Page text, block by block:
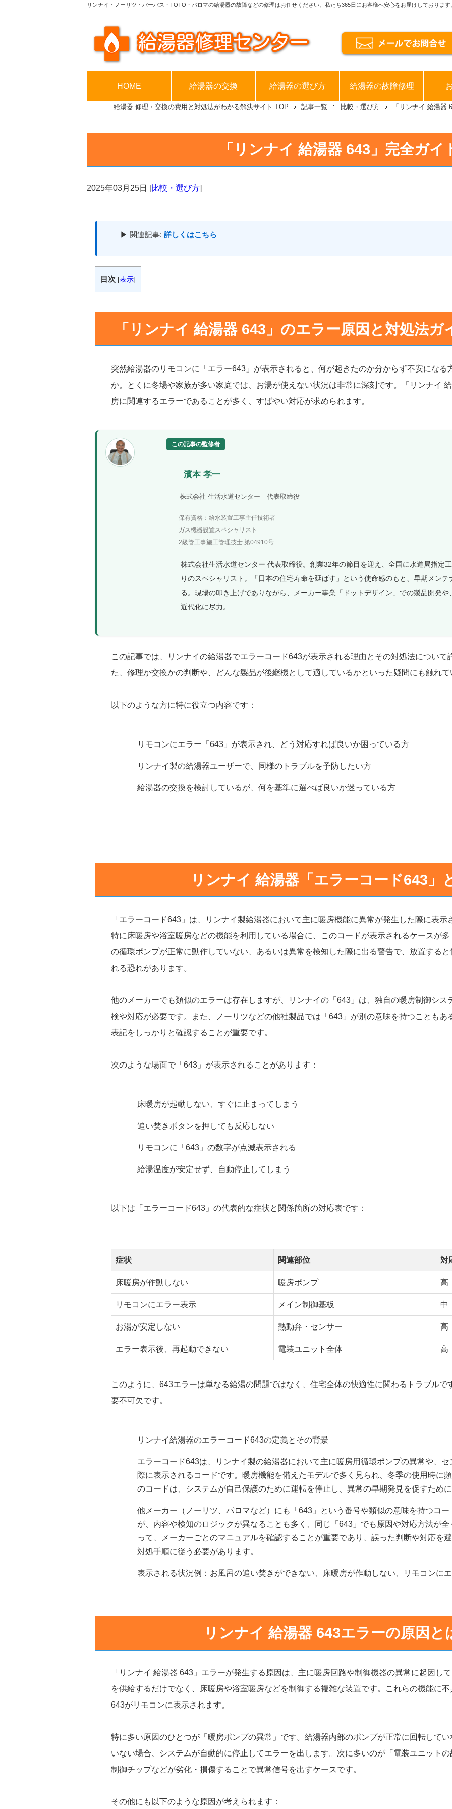
リンナイ・ノーリツ・パーパス・TOTO・パロマの給湯器の故障などの修理はお任せください。私たち365日にお客様へ安心をお届けしております
HOME 給湯器の交換 給湯器の選び方 給湯器の故障修理
給湯器 修理・交換の費用と対処法がわかる解決サイト TOP 記事一覧 比較・選び方 「リンナイ 給湯器
「リンナイ 給湯器 643」完全ガイ
2025年03月25日 [比較・選び方]
▶ 関連記事: 詳しくはこちら
目次 [表示]
「リンナイ 給湯器 643」のエラー原因と対処法
突然給湯器のリモコンに「エラー643」が表示されると、何が起きたのか分からず不安になる
か。とくに冬場や家族が多い家庭では、お湯が使えない状況は非常に深刻です。「リンナイ
房に関連するエラーであることが多く、すばやい対応が求められます。
この記事の監修者
濱本 孝一
株式会社 生活水道センター 代表取締役
保有資格：給水装置工事主任技術者
ガス機器設置スペシャリスト
2級管工事施工管理技士 第04910号
株式会社生活水道センター 代表取締役。創業32年の節目を迎え、全国に水道局指定
りのスペシャリスト。「日本の住宅寿命を延ばす」という使命感のもと、早期メン
る。現場の叩き上げでありながら、メーカー事業「ドットデザイン」での製品開発
近代化に尽力。
この記事では、リンナイの給湯器でエラーコード643が表示される理由とその対処法について
た、修理か交換かの判断や、どんな製品が後継機として適しているかといった疑問にも触れ
以下のような方に特に役立つ内容です：
リモコンにエラー「643」が表示され、どう対応すれば良いか困っている方
リンナイ製の給湯器ユーザーで、同様のトラブルを予防したい方
給湯器の交換を検討しているが、何を基準に選べば良いか迷っている方
リンナイ 給湯器「エラーコード643」
「エラーコード643」は、リンナイ製給湯器において主に暖房機能に異常が発生した際に表
特に床暖房や浴室暖房などの機能を利用している場合に、このコードが表示されるケースが
の循環ポンプが正常に動作していない、あるいは異常を検知した際に出る警告で、放置する
れる恐れがあります。
他のメーカーでも類似のエラーは存在しますが、リンナイの「643」は、独自の暖房制御シス
検や対応が必要です。また、ノーリツなどの他社製品では「643」が別の意味を持つこともあ
表記をしっかりと確認することが重要です。
次のような場面で「643」が表示されることがあります：
床暖房が起動しない、すぐに止まってしまう
追い焚きボタンを押しても反応しない
リモコンに「643」の数字が点滅表示される
給湯温度が安定せず、自動停止してしまう
以下は「エラーコード643」の代表的な症状と関係箇所の対応表です：
症状 関連部位 対
床暖房が作動しない 暖房ポンプ 高
リモコンにエラー表示 メイン制御基板 中
お湯が安定しない 熱動弁・センサー 高
エラー表示後、再起動できない 電装ユニット全体 高
このように、643エラーは単なる給湯の問題ではなく、住宅全体の快適性に関わるトラブルで
要不可欠です。
リンナイ給湯器のエラーコード643の定義とその背景
エラーコード643は、リンナイ製の給湯器において主に暖房用循環ポンプの異常や、
際に表示されるコードです。暖房機能を備えたモデルで多く見られ、冬季の使用時に
のコードは、システムが自己保護のために運転を停止し、異常の早期発見を促すため
他メーカー（ノーリツ、パロマなど）にも「643」という番号や類似の意味を持つコ
が、内容や検知のロジックが異なることも多く、同じ「643」でも原因や対応方法が
って、メーカーごとのマニュアルを確認することが重要であり、誤った判断や対応を
対処手順に従う必要があります。
表示される状況例：お風呂の追い焚きができない、床暖房が作動しない、リモコンに
リンナイ 給湯器 643エラーの原因と
「リンナイ 給湯器 643」エラーが発生する原因は、主に暖房回路や制御機器の異常に起因し
を供給するだけでなく、床暖房や浴室暖房などを制御する複雑な装置です。これらの機能に
643がリモコンに表示されます。
特に多い原因のひとつが「暖房ポンプの異常」です。給湯器内部のポンプが正常に回転して
いない場合、システムが自動的に停止してエラーを出します。次に多いのが「電装ユニット
制御チップなどが劣化・損傷することで異常信号を出すケースです。
その他にも以下のような原因が考えられます：